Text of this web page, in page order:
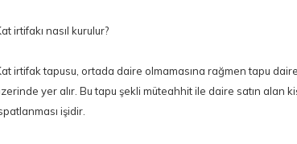
irtifakı nasıl kurulur?
irtifak tapusu, ortada daire olmamasına rağmen tapu
yer alır. Bu tapu şekli müteahhit ile daire satın alan
işidir.